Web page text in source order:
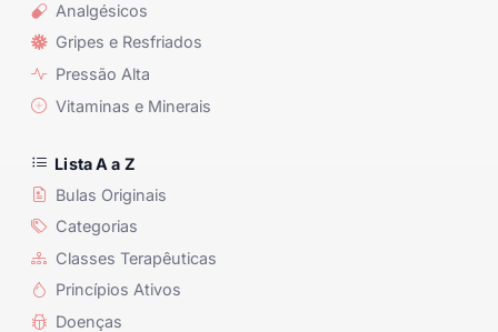
Analgésicos
Gripes e Resfriados
Pressão Alta
Vitaminas e Minerais
Lista A a Z
Bulas Originais
Categorias
Classes Terapêuticas
Princípios Ativos
Doenças